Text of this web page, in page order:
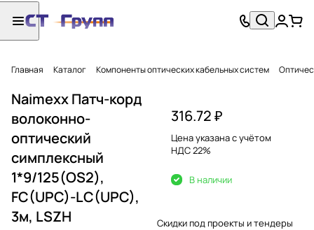
Главная Каталог Компоненты оптических кабельных систем
Naimexx Патч-корд
волоконно-
оптический
симплексный
1*9/125(OS2),
FC(UPC)-LC(UPC),
3м, LSZH
316.72 ₽
Цена указана с учётом
НДС 22%
В наличии
Скидки под проекты и тендеры